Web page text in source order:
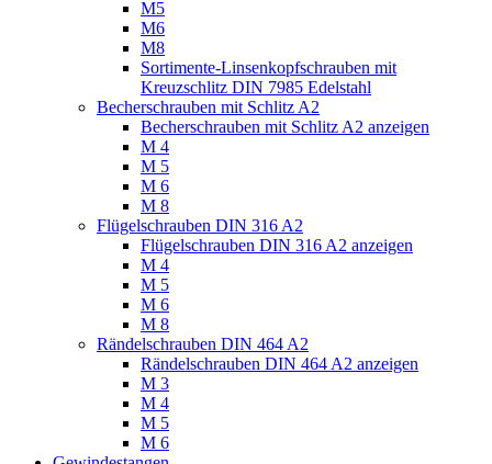
M5
M6
M8
Sortimente-Linsenkopfschrauben mit
Kreuzschlitz DIN 7985 Edelstahl
Becherschrauben mit Schlitz A2
Becherschrauben mit Schlitz A2 anzeigen
M 4
M 5
M 6
M 8
Flügelschrauben DIN 316 A2
Flügelschrauben DIN 316 A2 anzeigen
M 4
M 5
M 6
M 8
Rändelschrauben DIN 464 A2
Rändelschrauben DIN 464 A2 anzeigen
M 3
M 4
M 5
M 6